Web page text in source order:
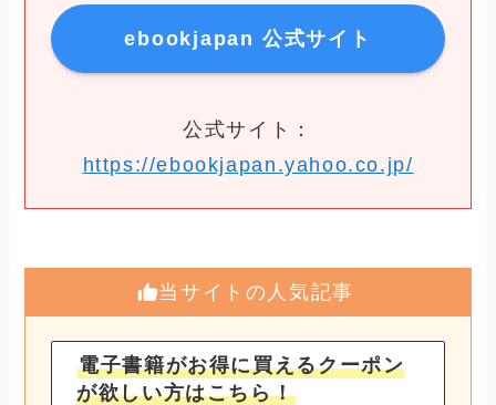
ebookjapan 公式サイト
公式サイト：
https://ebookjapan.yahoo.co.jp/
当サイトの人気記事
電子書籍がお得に買えるクーポン
が欲しい方はこちら！